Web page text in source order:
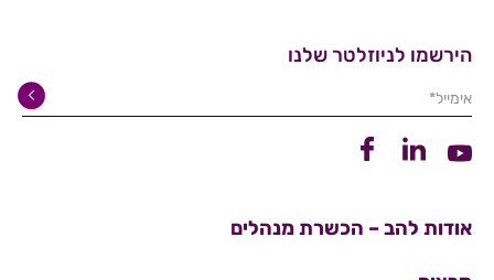
הירשמו לניוזלטר שלנו
אימייל*
קישור ליוטיובקישור ללינקדיןקישור לפייסבוק
אודות להב – הכשרת מנהלים